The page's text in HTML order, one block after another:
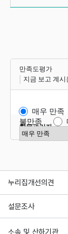
만족도평가
지금 보고 계
매우 만족
불만족
만족도 점수 선택
항목관리자
누리집개선의견
설문조사
소속 및 산하기관